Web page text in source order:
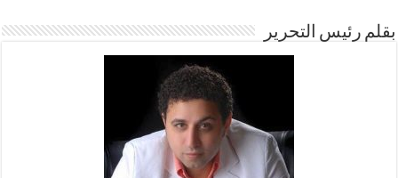
بقلم رئيس التحرير